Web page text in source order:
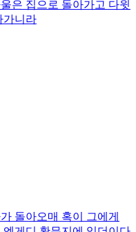
은 집으로 돌아가고 다윗
가니라
돌아오매 혹이 그에게